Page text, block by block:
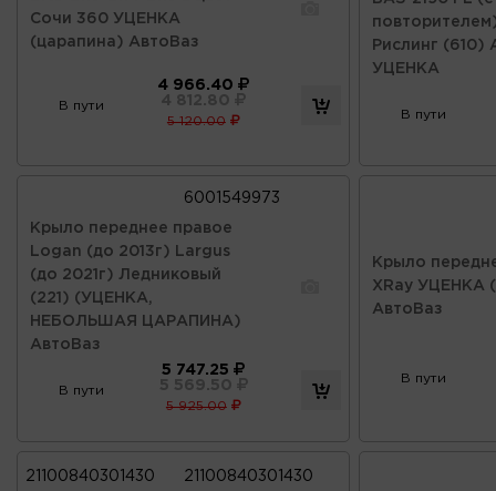
Сочи 360 УЦЕНКА
(царапина) АвтоВаз
В пути
4 966.40
4 812.80
5 120.00
Рислинг (610)
УЦЕНКА
В пути
6001549973
Крыло переднее правое
Logan (до 2013г) Largus
(до 2021г) Ледниковый
(221) (УЦЕНКА,
НЕБОЛЬШАЯ ЦАРАПИНА)
АвтоВаз
В пути
5 747.25
5 569.50
5 925.00
Крыло
XRay УЦЕНКА
АвтоВаз
В пути
21100840301430 21100840301430